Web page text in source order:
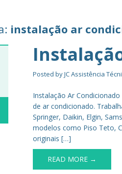
instalação ar
Posted byJC Assistência
Instalação Ar
de ar condicionado.
Springer, Daikin, Elgin,
modelos como Piso Teto,
originais […]
READ MORE →